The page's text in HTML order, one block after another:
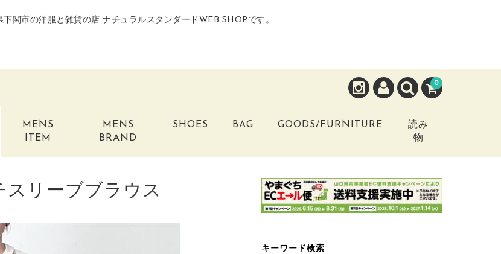
下関市の洋服と雑貨の店 ナチュラルスタンダードWEB SHOPです。
0
MENS
ITEM
MENS
BRAND
SHOES BAG GOODS/FURNITURE
読み
物
リーブブラウス
キーワード検索